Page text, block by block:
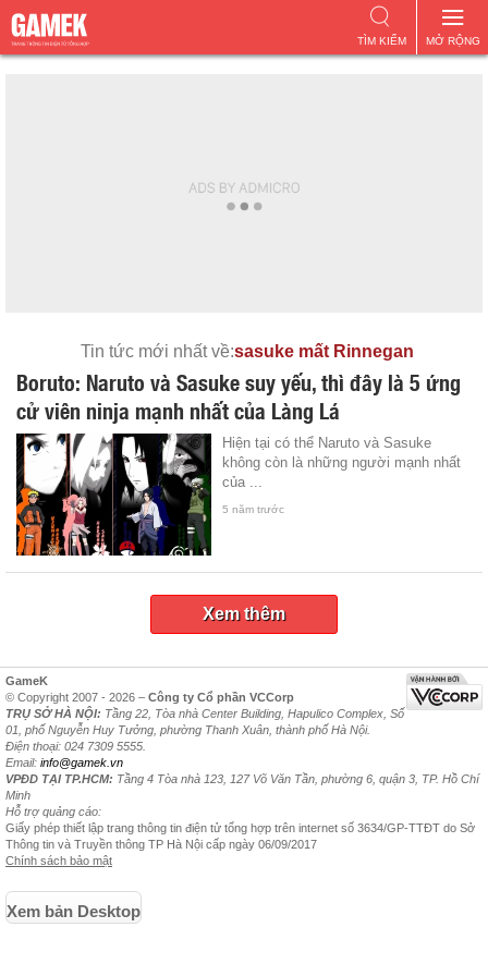
MỞ RỘNG
TÌM KIẾM
Tin tức mới nhất về:sasuke mất Rinnegan
Boruto: Naruto và Sasuke suy yếu, thì đây là 5 ứng
cử viên ninja mạnh nhất của Làng Lá
Hiện tại có thể Naruto và Sasuke
không còn là những người mạnh nhất
của ...
5 năm trước
Xem thêm
GameK
© Copyright 2007 - 2026 – Công ty Cổ phần VCCorp
TRỤ SỞ HÀ NỘI: Tầng 22, Tòa nhà Center Building, Hapulico Complex, Số
01, phố Nguyễn Huy Tưởng, phường Thanh Xuân, thành phố Hà Nội.
Điện thoại: 024 7309 5555.
Email: info@gamek.vn
VPĐD TẠI TP.HCM: Tầng 4 Tòa nhà 123, 127 Võ Văn Tần, phường 6, quận 3, TP. Hồ Chí
Minh
Hỗ trợ quảng cáo:
Giấy phép thiết lập trang thông tin điện tử tổng hợp trên internet số 3634/GP-TTĐT do Sở
Thông tin và Truyền thông TP Hà Nội cấp ngày 06/09/2017
Chính sách bảo mật
Xem bản Desktop